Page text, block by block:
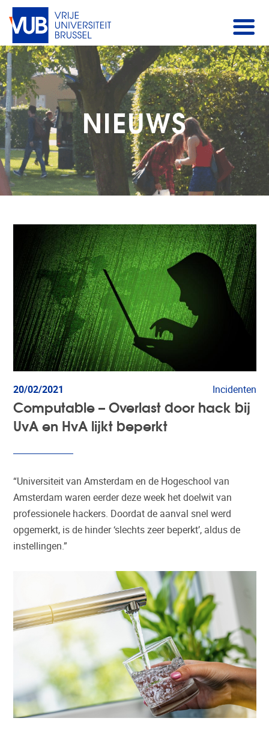
NIEUWS
20/02/2021 Incidenten
Computable – Overlast door hack bij
UvA en HvA lijkt beperkt
“Universiteit van Amsterdam en de Hogeschool van
Amsterdam waren eerder deze week het doelwit van
professionele hackers. Doordat de aanval snel werd
opgemerkt, is de hinder ‘slechts zeer beperkt’, aldus de
instellingen.”